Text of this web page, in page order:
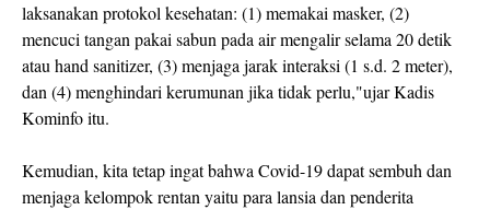
laksanakan protokol kesehatan: (1) memakai masker, (2)
mencuci tangan pakai sabun pada air mengalir selama 20 detik
atau hand sanitizer, (3) menjaga jarak interaksi (1 s.d. 2 meter),
dan (4) menghindari kerumunan jika tidak perlu,"ujar Kadis
Kominfo itu.
Kemudian, kita tetap ingat bahwa Covid-19 dapat sembuh dan
menjaga kelompok rentan yaitu para lansia dan penderita